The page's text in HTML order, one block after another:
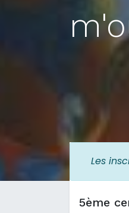
Les
5ème